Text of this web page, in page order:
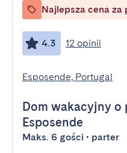
Najlepsza cena
4.3 12 opinii
Esposende, Portugal
Dom wakacyjny o
Esposende
Maks. 6 gości • parter